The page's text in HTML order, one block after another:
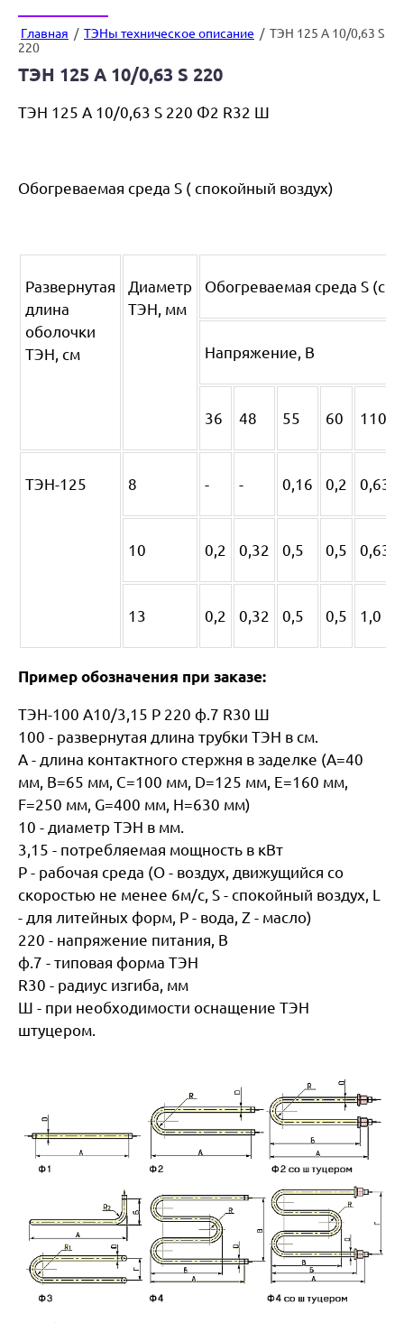
Главная / ТЭНы техническое описание / ТЭН 125 А 10/0,63 S
220
ТЭН 125 А 10/0,63 S 220
ТЭН 125 А 10/0,63 S 220 Ф2 R32 Ш
Обогреваемая среда S ( спокойный воздух)
Развернутая
длина
оболочки
ТЭН, см
Диаметр
ТЭН, мм
Обогреваемая среда S
Напряжение, В
36 48 55 60 110
ТЭН-125 8 - - 0,16 0,2 0,63
10 0,2 0,32 0,5 0,5 0,63
13 0,2 0,32 0,5 0,5 1,0
Пример обозначения при заказе:
ТЭН-100 А10/3,15 Р 220 ф.7 R30 Ш
100 - развернутая длина трубки ТЭН в см.
А - длина контактного стержня в заделке (А=40
мм, В=65 мм, С=100 мм, D=125 мм, Е=160 мм,
F=250 мм, G=400 мм, H=630 мм)
10 - диаметр ТЭН в мм.
3,15 - потребляемая мощность в кВт
P - рабочая среда (O - воздух, движущийся со
скоростью не менее 6м/с, S - спокойный воздух, L
- для литейных форм, P - вода, Z - масло)
220 - напряжение питания, В
ф.7 - типовая форма ТЭН
R30 - радиус изгиба, мм
Ш - при необходимости оснащение ТЭН
штуцером.